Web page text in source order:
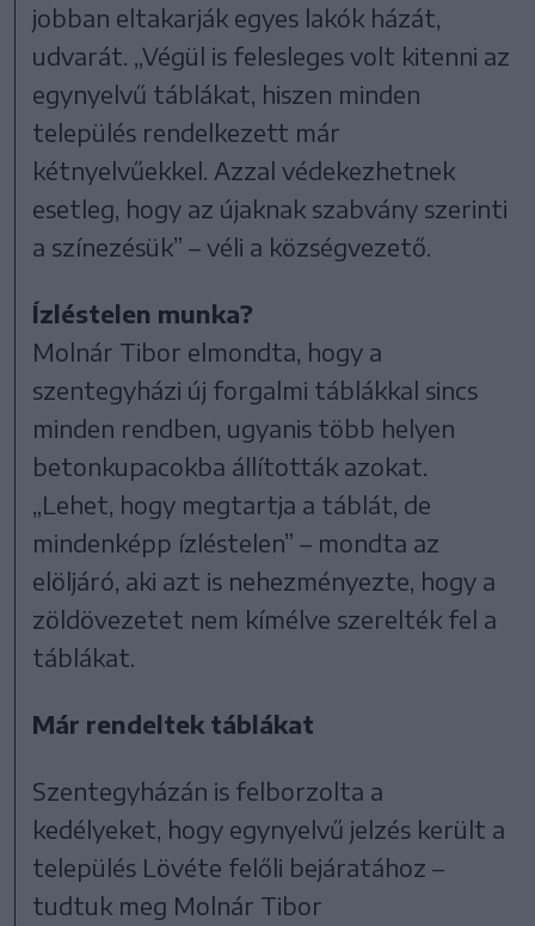
jobban eltakarják egyes lakók házát,
udvarát. „Végül is felesleges volt kitenni az
egynyelvű táblákat, hiszen minden
település rendelkezett már
kétnyelvűekkel. Azzal védekezhetnek
esetleg, hogy az újaknak szabvány szerinti
a színezésük” – véli a községvezető.
Ízléstelen munka?
Molnár Tibor elmondta, hogy a
szentegyházi új forgalmi táblákkal sincs
minden rendben, ugyanis több helyen
betonkupacokba állították azokat.
„Lehet, hogy megtartja a táblát, de
mindenképp ízléstelen” – mondta az
elöljáró, aki azt is nehezményezte, hogy a
zöldövezetet nem kímélve szerelték fel a
táblákat.
Már rendeltek táblákat
Szentegyházán is felborzolta a
kedélyeket, hogy egynyelvű jelzés került a
település Lövéte felőli bejáratához –
tudtuk meg Molnár Tibor